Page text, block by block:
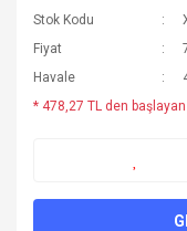
Stok Kodu
Fiyat
Havale
* 478,27 TL den